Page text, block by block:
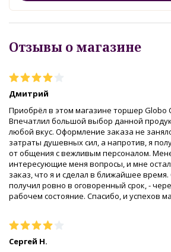
Отзывы о магазине
Дмитрий
Приобрёл в этом магазине торшер Globo
Впечатлил большой выбор данной
любой вкус. Оформление заказа не
затраты душевных сил, а напротив, я
от общения с вежливым персоналом.
интересующие меня вопросы, и мне
заказ, что я и сделал в ближайшее
получил ровно в оговоренный срок, -
рабочем состояние. Спасибо, и успехов
Сергей Н.